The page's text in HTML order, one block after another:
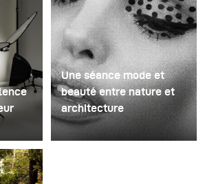
avant de le libérer.
à
Une séance mode et
beauté entre nature et
architecture
Pour ce projet, nous